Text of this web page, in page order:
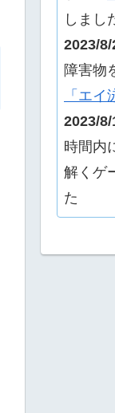
しまし
2023/8/
障害物
「エイ
2023/8/
時間内
解くゲ
た